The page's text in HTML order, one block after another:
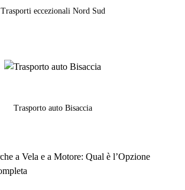
Trasporti eccezionali Nord Sud
Trasporto auto Bisaccia